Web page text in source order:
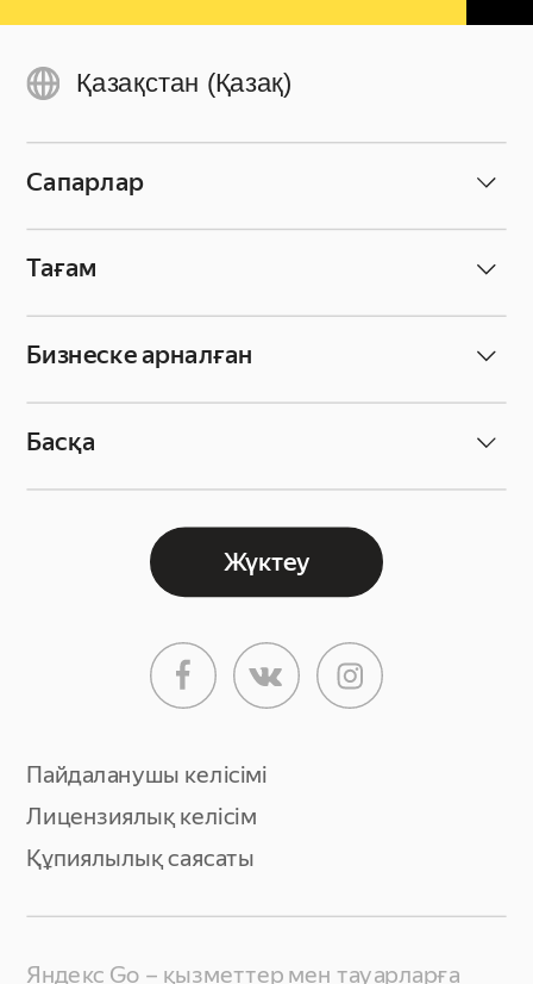
Қазақстан (Қазақ)
Сапарлар
Тағам
Бизнеске арналған
Басқа
Жүктеу
Пайдаланушы келісімі
Лицензиялық келісім
Құпиялылық саясаты
Яндекс Go – қызметтер мен тауарларға